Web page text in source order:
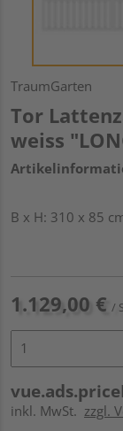
TraumGarten
Tor
weiss
B x H: 310 x 85
1.129,00 € /
inkl. MwSt. zzgl.